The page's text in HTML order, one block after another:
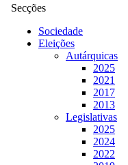
Secções
Sociedade
Eleições
Autárquicas
2025
2021
2017
2013
Legislativas
2025
2024
2022